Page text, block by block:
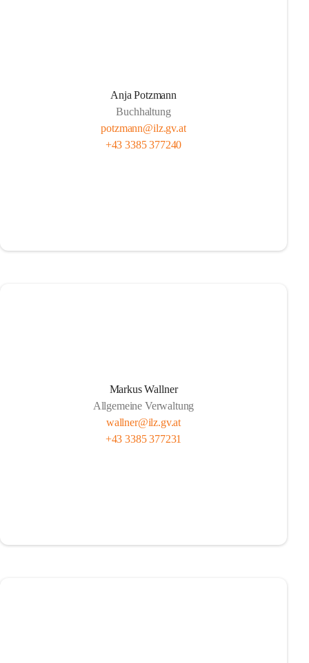
Anja Potzmann
Buchhaltung
potzmann@ilz.gv.at
+43 3385 377240
Markus Wallner
Allgemeine Verwaltung
wallner@ilz.gv.at
+43 3385 377231